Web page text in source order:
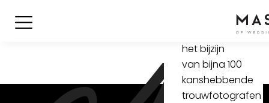
donderdag 11
januari onder
het bijzijn
van bijna 100
kanshebbende
trouwfotografen